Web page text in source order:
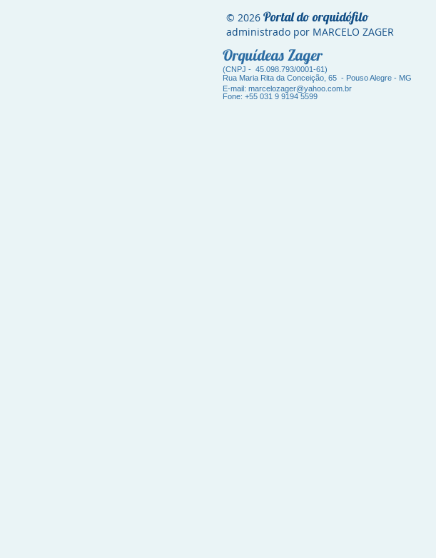
© 2026 Portal do orquidófilo
administrado por MARCELO ZAGER
Orquídeas Zager
(CNPJ - 45.098.793/0001-61)
Rua Maria Rita da Conceição, 65 - Pouso Alegre - MG
E-mail: marcelozager@yahoo.com.br
Fone: +55 031 9 9194 5599